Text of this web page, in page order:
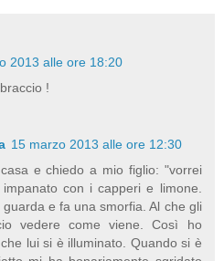
2013 alle ore 18:20
!
15 marzo 2013 alle ore 12:30
e chiedo a mio figlio: "vorrei
con i capperi e limone.
e fa una smorfia. Al che gli
vedere come viene. Così ho
lui si è illuminato. Quando si è